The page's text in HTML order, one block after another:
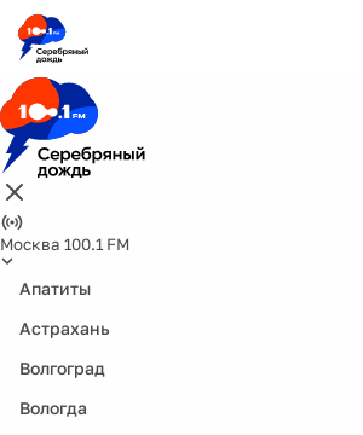
Москва 100.1 FM
Апатиты
Астрахань
Волгоград
Вологда